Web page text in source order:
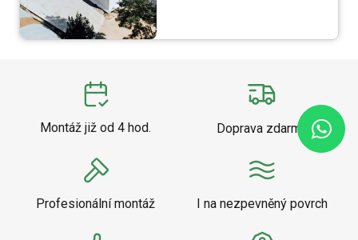
Montáž již od 4 hod. Doprava zdarma
Profesionální montáž I na nezpevněný povrch